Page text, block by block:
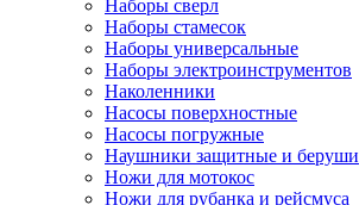
Наборы сверл
Наборы стамесок
Наборы универсальные
Наборы электроинструментов
Наколенники
Насосы поверхностные
Насосы погружные
Наушники защитные и беруши
Ножи для мотокос
Ножи для рубанка и рейсмуса